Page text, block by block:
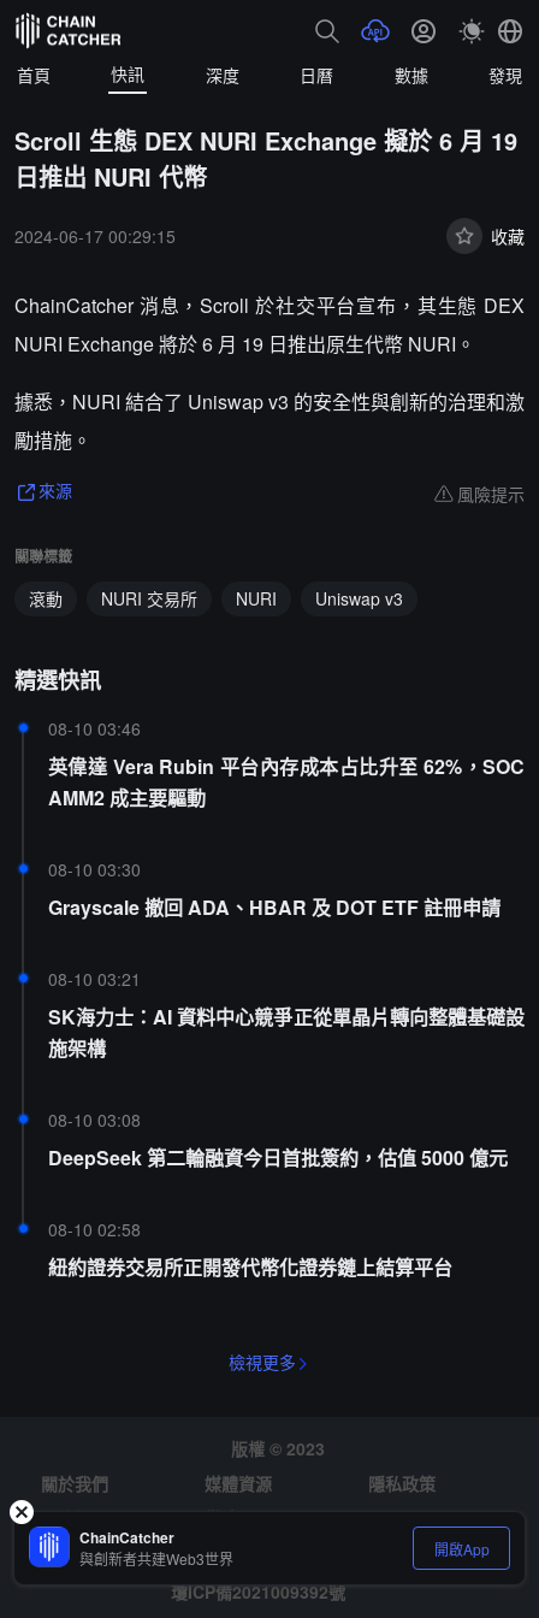
首頁 快訊 深度 日曆 數據 發現
Scroll 生態 DEX NURI Exchange 擬於 6 月 19
日推出 NURI 代幣
2024-06-17 00:29:15 收藏
ChainCatcher 消息，Scroll 於社交平台宣布，其生態 DEX
NURI Exchange 將於 6 月 19 日推出原生代幣 NURI。
據悉，NURI 結合了 Uniswap v3 的安全性與創新的治理和激
勵措施。
來源 風險提示
關聯標籤
滾動 NURI 交易所 NURI Uniswap v3
精選快訊
08-10 03:46
英偉達 Vera Rubin 平台內存成本占比升至 62%，SOC
AMM2 成主要驅動
08-10 03:30
Grayscale 撤回 ADA、HBAR 及 DOT ETF 註冊申請
08-10 03:21
SK海力士：AI 資料中心競爭正從單晶片轉向整體基礎設
施架構
08-10 03:08
DeepSeek 第二輪融資今日首批簽約，估值 5000 億元
08-10 02:58
紐約證券交易所正開發代幣化證券鏈上結算平台
檢視更多
版權 © 2023
關於我們
媒體資源
隱私政策
風險提示
徵才
瓊ICP備2021009392號
ChainCatcher
與創新者共建Web3世界 開啟App